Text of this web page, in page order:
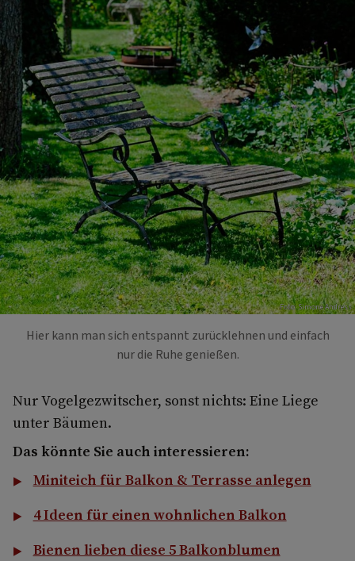
Foto: Simone Andress
Hier kann man sich entspannt zurücklehnen und einfach
nur die Ruhe genießen.
Nur Vogelgezwitscher, sonst nichts: Eine Liege
unter Bäumen.
Das könnte Sie auch interessieren:
Miniteich für Balkon & Terrasse anlegen
4 Ideen für einen wohnlichen Balkon
Bienen lieben diese 5 Balkonblumen